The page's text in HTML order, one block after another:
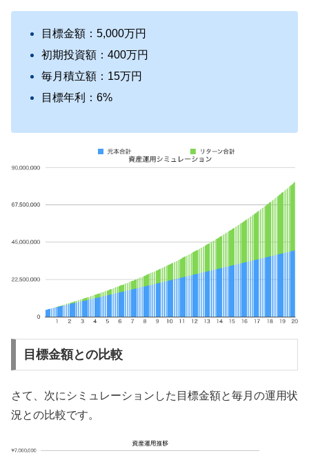
目標金額：5,000万円
初期投資額：400万円
毎月積立額：15万円
目標年利：6%
目標金額との比較
さて、次にシミュレーションした目標金額と毎月の運用状
況との比較です。